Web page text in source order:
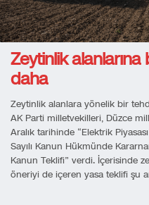
Zeytinlik
daha
Zeytinlik alanlara yönelik bir
AK Parti milletvekilleri, Düzce
Aralık tarihinde “Elektrik
Sayılı Kanun Hükmünde
Kanun Teklifi” verdi. İçerisinde
öneriyi de içeren yasa teklifi şu